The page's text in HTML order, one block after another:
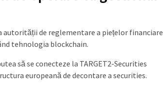
autorității de reglementare a piețelor financiare
tehnologia blockchain.
să se conecteze la TARGET2-Securities
europeană de decontare a securities.